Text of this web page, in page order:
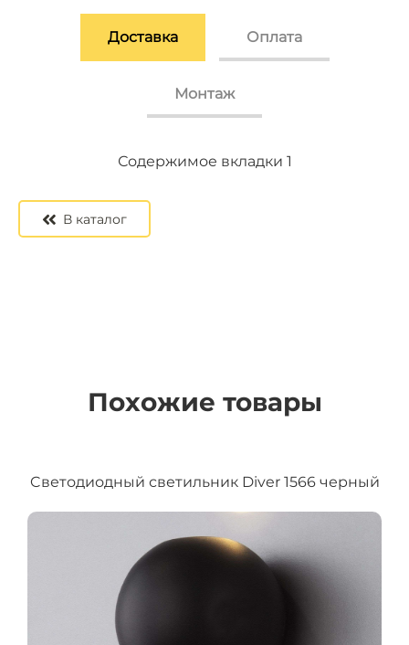
Доставка Оплата
Монтаж
Содержимое вкладки 1
Содержимое вкладки 2
Содержимое вкладки 3
В каталог
Похожие товары
Cветодиодный светильник Diver 1566 черный